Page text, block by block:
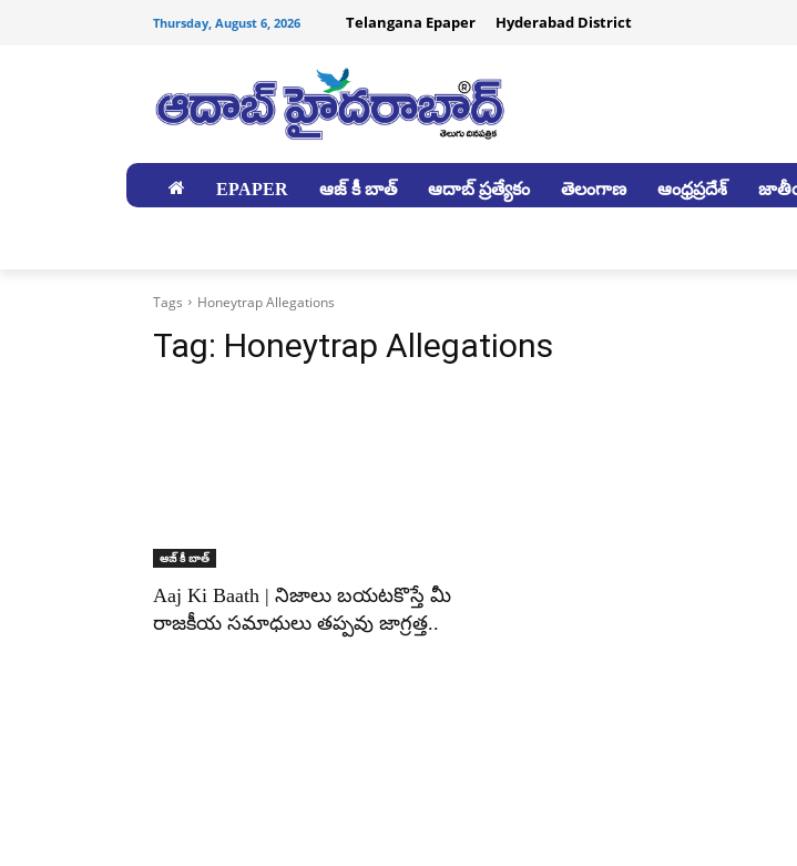
Thursday, August 6, 2026 Telangana Epaper Hyderabad District
EPAPER ఆజ్ కీ బాత్ ఆదాబ్ ప్రత్యేకం తెలంగాణ ఆంధ్రప్రదేశ్
Tags Honeytrap Allegations
Tag: Honeytrap Allegations
ఆజ్ కీ బాత్
Aaj Ki Baath | నిజాలు బయటకొస్తే మీ
రాజకీయ సమాధులు తప్పవు జాగ్రత్త..